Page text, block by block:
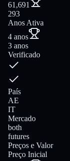
61,691
293
Anos Ativa
4 anos
3 anos
Verificado
País
AE
IT
Mercado
both
futures
Preços e Valor
Preço Inicial